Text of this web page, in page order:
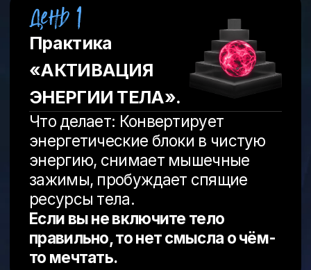
Что делает: Уничтожает ложные
желания, пороки, чужие
ожидания, высвобождает
сексуальную энергию из оков
зависимостей.
Если вы не очистите свои
желания от ложного, то будете
ходить на поводу чужих
программ и зависимостей.
Практика
«ИМПУЛЬС
ДЕЙСТВОВАТЬ».
Что делает: Возвращает
ощущение опоры под ногами.
Прекращает энергетические